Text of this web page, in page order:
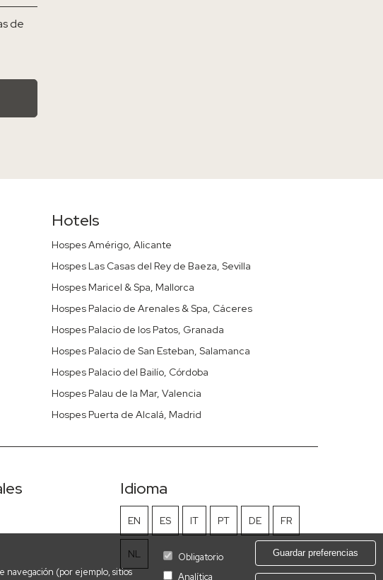
navegación (por ejemplo, sitios
Obligatorio
Analítica
Guardar preferencias
de
Hotels
Hospes Amérigo, Alicante
Hospes Las Casas del Rey de Baeza, Sevilla
Hospes Maricel & Spa, Mallorca
Hospes Palacio de Arenales & Spa, Cáceres
Hospes Palacio de los Patos, Granada
Hospes Palacio de San Esteban, Salamanca
Hospes Palacio del Bailío, Córdoba
Hospes Palau de la Mar, Valencia
Hospes Puerta de Alcalá, Madrid
Idioma
EN ES IT PT DE FR
NL